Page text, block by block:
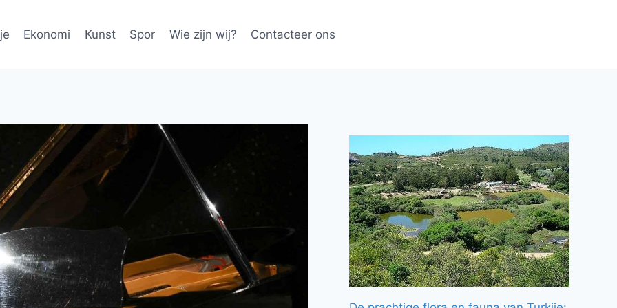
Ekonomi Kunst Spor Wie zijn wij? Contacteer ons